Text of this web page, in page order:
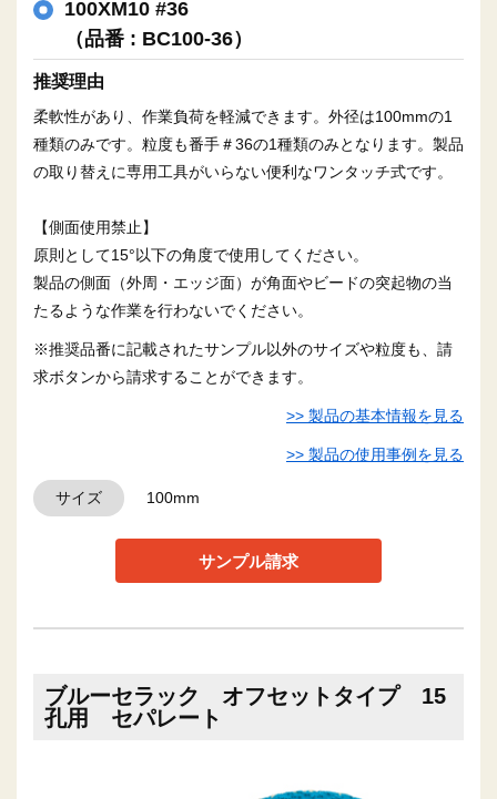
100XM10 #36
（品番 : BC100-36）
推奨理由
柔軟性があり、作業負荷を軽減できます。外径は100mmの1
種類のみです。粒度も番手＃36の1種類のみとなります。製品
の取り替えに専用工具がいらない便利なワンタッチ式です。
【側面使用禁止】
原則として15°以下の角度で使用してください。
製品の側面（外周・エッジ面）が角面やビードの突起物の当
たるような作業を行わないでください。
※推奨品番に記載されたサンプル以外のサイズや粒度も、請
求ボタンから請求することができます。
>> 製品の基本情報を見る
>> 製品の使用事例を見る
サイズ 100mm
サンプル請求
ブルーセラック オフセットタイプ 15
孔用 セパレート